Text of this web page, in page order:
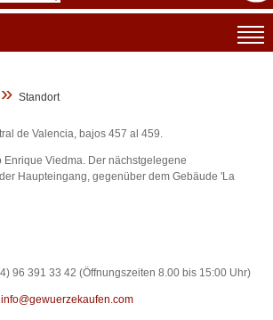
» Standort
de Valencia, bajos 457 al 459.
Enrique Viedma. Der nächstgelegene
Haupteingang, gegenüber dem Gebäude 'La
96 391 33 42 (Öffnungszeiten 8.00 bis 15:00 Uhr)
info@gewuerzekaufen.com